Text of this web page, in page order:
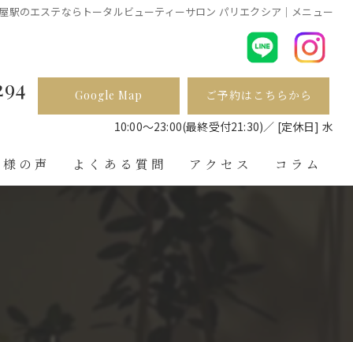
駅のエステならトータルビューティーサロン パリエクシア｜メニュー
Google Map ご予約はこちらから
10:00〜23:00(最終受付21:30)／ [定休日] 水
の声 よくある質問 アクセス コラム